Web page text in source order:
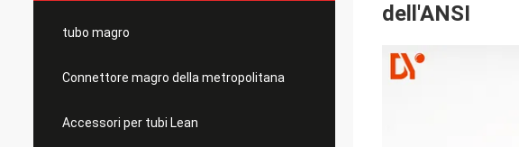
tubo magro
Connettore magro della metropolitana
Accessori per tubi Lean
dell'ANSI